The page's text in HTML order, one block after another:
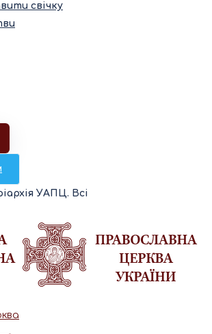
свічку
УАПЦ. Всі